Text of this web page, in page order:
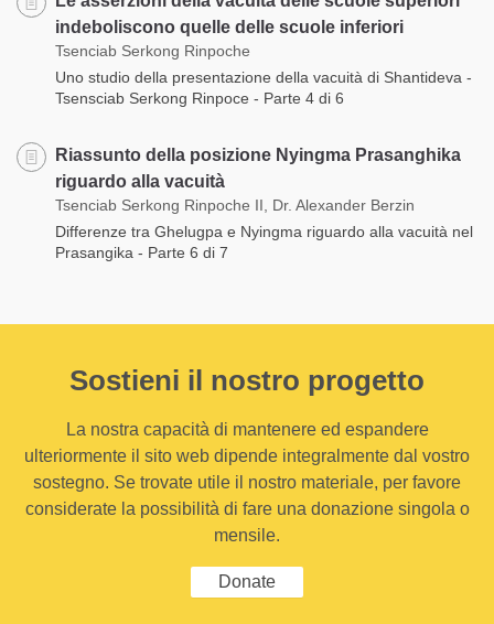
indeboliscono quelle delle scuole inferiori
Tsenciab Serkong Rinpoche
Uno studio della presentazione della vacuità di Shantideva -
Tsensciab Serkong Rinpoce - Parte 4 di 6
Riassunto della posizione Nyingma Prasanghika
riguardo alla vacuità
Tsenciab Serkong Rinpoche II, Dr. Alexander Berzin
Differenze tra Ghelugpa e Nyingma riguardo alla vacuità nel
Prasangika - Parte 6 di 7
Sostieni il nostro progetto
La nostra capacità di mantenere ed espandere
ulteriormente il sito web dipende integralmente dal vostro
sostegno. Se trovate utile il nostro materiale, per favore
considerate la possibilità di fare una donazione singola o
mensile.
Donate